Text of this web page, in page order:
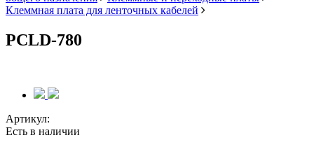
Клеммная плата для ленточных кабелей
PCLD-780
Артикул:
Есть в наличии